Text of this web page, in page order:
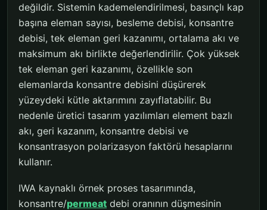
değildir. Sistemin kademelendirilmesi, basınçlı kap
başına eleman sayısı, besleme debisi, konsantre
debisi, tek eleman geri kazanımı, ortalama akı ve
maksimum akı birlikte değerlendirilir. Çok yüksek
tek eleman geri kazanımı, özellikle son
elemanlarda konsantre debisini düşürerek
yüzeydeki kütle aktarımını zayıflatabilir. Bu
nedenle üretici tasarım yazılımları element bazlı
akı, geri kazanım, konsantre debisi ve
konsantrasyon polarizasyon faktörü hesaplarını
kullanır.
IWA kaynaklı örnek proses tasarımında,
konsantre/permeat debi oranının düşmesinin